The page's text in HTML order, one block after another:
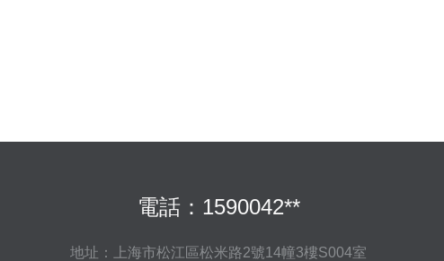
電話：1590042**
地址：上海市松江區松米路2號14幢3樓S004室